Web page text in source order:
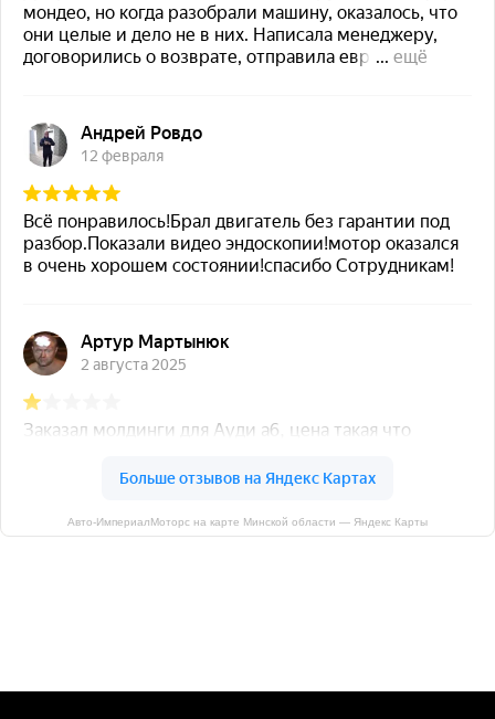
Авто-ИмпериалМоторс на карте Минской области — Яндекс Карты